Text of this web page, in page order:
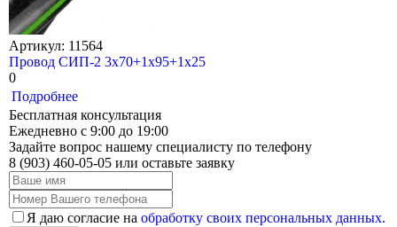
Артикул: 11564
Провод СИП-2 3х70+1х95+1х25
0
Подробнее
Бесплатная консультация
Ежедневно с 9:00 до 19:00
Задайте вопрос нашему специалисту по телефону
8 (903) 460-05-05 или оставьте заявку
Я даю согласие на обработку своих персональных данных.